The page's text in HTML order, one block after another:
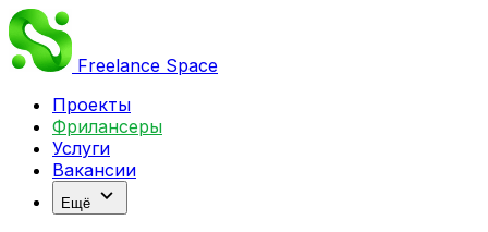
Freelance Space
Проекты
Фрилансеры
Услуги
Вакансии
Ещё expand_more